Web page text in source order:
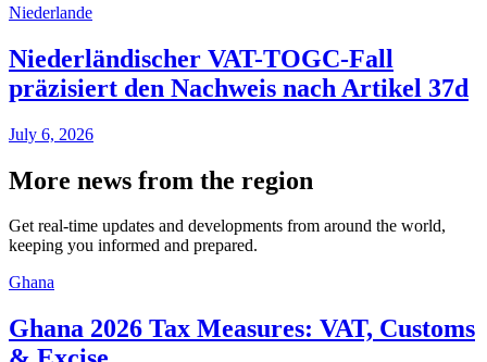
Niederlande
Niederländischer VAT-TOGC-Fall
präzisiert den Nachweis nach Artikel 37d
July 6, 2026
More news from the region
Get real-time updates and developments from around the world,
keeping you informed and prepared.
Ghana
Ghana 2026 Tax Measures: VAT, Customs